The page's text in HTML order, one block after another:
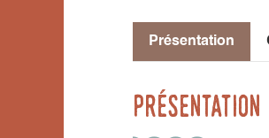
Présentation
Présentation